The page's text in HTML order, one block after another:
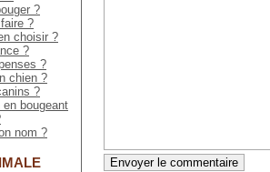
?
?
choisir ?
?
?
chien ?
?
en bougeant
nom ?